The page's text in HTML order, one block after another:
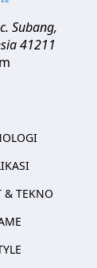
Subang,
41211
& TEKNO